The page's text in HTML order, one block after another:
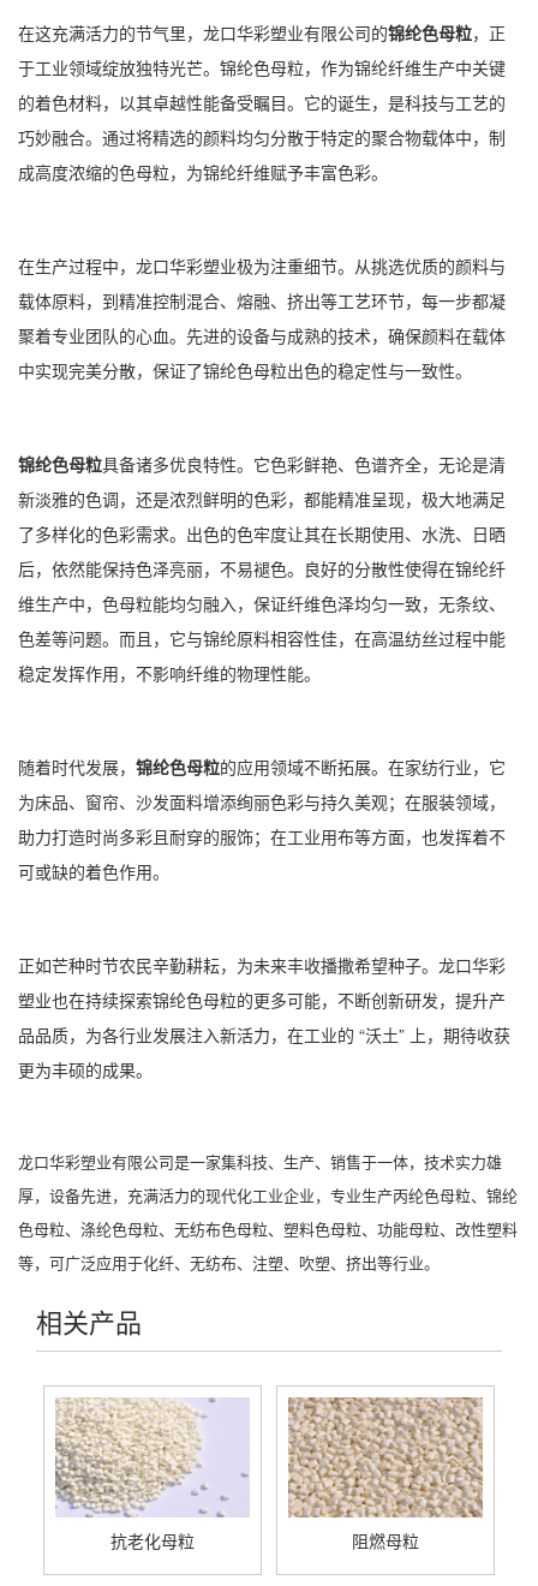
在这充满活力的节气里，龙口华彩塑业有限公司的锦纶色母粒，正
于工业领域绽放独特光芒。锦纶色母粒，作为锦纶纤维生产中关键
的着色材料，以其卓越性能备受瞩目。它的诞生，是科技与工艺的
巧妙融合。通过将精选的颜料均匀分散于特定的聚合物载体中，制
成高度浓缩的色母粒，为锦纶纤维赋予丰富色彩。
在生产过程中，龙口华彩塑业极为注重细节。从挑选优质的颜料与
载体原料，到精准控制混合、熔融、挤出等工艺环节，每一步都凝
聚着专业团队的心血。先进的设备与成熟的技术，确保颜料在载体
中实现完美分散，保证了锦纶色母粒出色的稳定性与一致性。
锦纶色母粒具备诸多优良特性。它色彩鲜艳、色谱齐全，无论是清
新淡雅的色调，还是浓烈鲜明的色彩，都能精准呈现，极大地满足
了多样化的色彩需求。出色的色牢度让其在长期使用、水洗、日晒
后，依然能保持色泽亮丽，不易褪色。良好的分散性使得在锦纶纤
维生产中，色母粒能均匀融入，保证纤维色泽均匀一致，无条纹、
色差等问题。而且，它与锦纶原料相容性佳，在高温纺丝过程中能
稳定发挥作用，不影响纤维的物理性能。
随着时代发展， 锦纶色母粒的应用领域不断拓展。在家纺行业，它
为床品、窗帘、沙发面料增添绚丽色彩与持久美观；在服装领域，
助力打造时尚多彩且耐穿的服饰；在工业用布等方面，也发挥着不
可或缺的着色作用。
正如芒种时节农民辛勤耕耘，为未来丰收播撒希望种子。龙口华彩
塑业也在持续探索锦纶色母粒的更多可能，不断创新研发，提升产
品品质，为各行业发展注入新活力，在工业的 “沃土” 上，期待收获
更为丰硕的成果。
龙口华彩塑业有限公司是一家集科技、生产、销售于一体，技术实力雄
厚，设备先进，充满活力的现代化工业企业，专业生产丙纶色母粒、 锦纶
色母粒、 涤纶色母粒、 无纺布色母粒、 塑料色母粒、 功能母粒、改性塑料
等，可广泛应用于化纤、无纺布、注塑、吹塑、挤出等行业。
相关产品
抗老化母粒 阻燃母粒